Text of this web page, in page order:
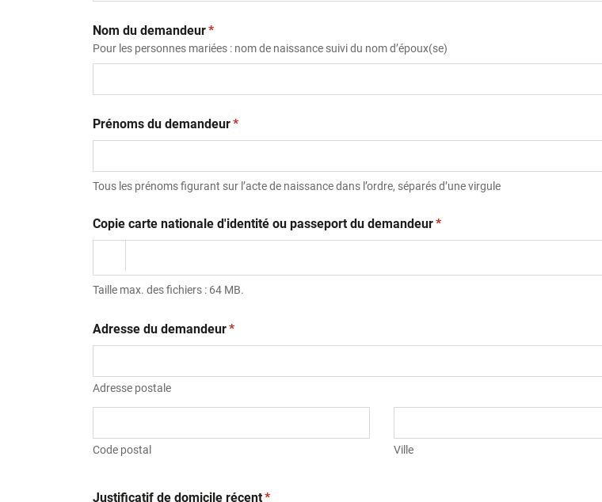
Nom du demandeur(obligatoire)
*
Pour les personnes mariées : nom de naissance suivi du nom d’époux(se)
Prénoms du demandeur(obligatoire)
*
Tous les prénoms figurant sur l’acte de naissance dans l’ordre, séparés d’une virgule
Copie carte nationale d'identité ou passeport du demandeur(obligatoire)
*
Taille max. des fichiers : 64 MB.
Adresse du demandeur(obligatoire)
*
Adresse postale
Code postal Ville
Justificatif de domicile récent(obligatoire)
*